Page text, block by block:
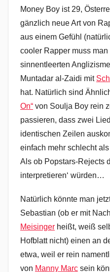
Money Boy ist 29,
gänzlich neue Art von
aus einem Gefühl
cooler Rapper muss
sinnentleerten
Muntadar al-Zaidi mit
hat. Natürlich sind
On“ von Soulja Boy rein
passieren, dass zwei
identischen Zeilen
einfach mehr schlecht
Als ob Popstars-Rejects
interpretieren‘ würden…
Natürlich könnte man
Sebastian (ob er mit
Meisinger heißt, weiß
Hofblatt nicht) einen an
etwa, weil er rein
von Manny Marc sein